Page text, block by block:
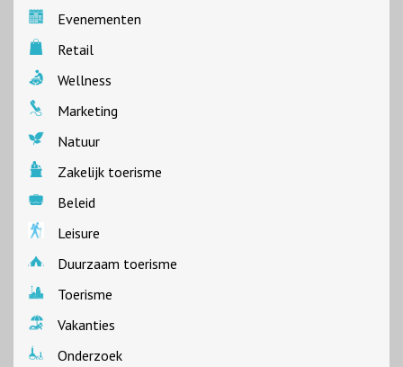
Evenementen
Retail
Wellness
Marketing
Natuur
Zakelijk toerisme
Beleid
Leisure
Duurzaam toerisme
Toerisme
Vakanties
Onderzoek